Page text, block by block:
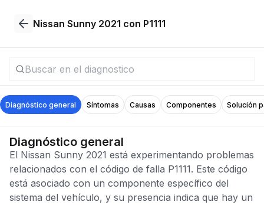
Nissan Sunny 2021 con P1111
Diagnóstico general Síntomas Causas Componentes Solución
Diagnóstico general
El Nissan Sunny 2021 está experimentando problemas
relacionados con el código de falla P1111. Este código
está asociado con un componente específico del
sistema del vehículo, y su presencia indica que hay un